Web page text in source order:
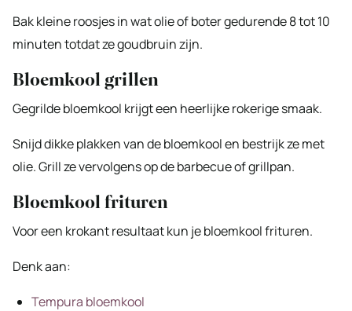
Bak kleine roosjes in wat olie of boter gedurende 8 tot 10
minuten totdat ze goudbruin zijn.
Bloemkool grillen
Gegrilde bloemkool krijgt een heerlijke rokerige smaak.
Snijd dikke plakken van de bloemkool en bestrijk ze met
olie. Grill ze vervolgens op de barbecue of grillpan.
Bloemkool frituren
Voor een krokant resultaat kun je bloemkool frituren.
Denk aan:
Tempura bloemkool